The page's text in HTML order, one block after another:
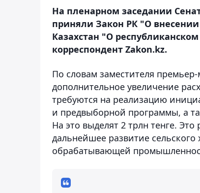
На пленарном заседании
приняли Закон РК "О
Казахстан "О
корреспондент Zakon.kz.
По словам заместителя
дополнительное увеличение
требуются на реализацию
и предвыборной программы, а
На это выделят 2 трлн тенге.
дальнейшее развитие
обрабатывающей